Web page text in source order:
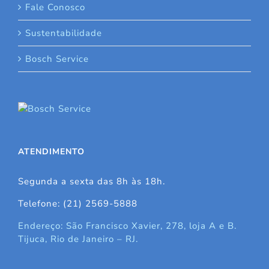
Fale Conosco
Sustentabilidade
Bosch Service
ATENDIMENTO
Segunda a sexta das 8h às 18h.
Telefone: (21) 2569-5888
Endereço: São Francisco Xavier, 278, loja A e B.
Tijuca, Rio de Janeiro – RJ.